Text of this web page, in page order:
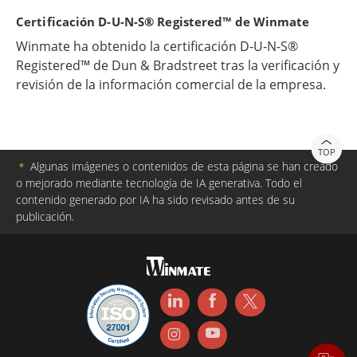
integradas.
Certificación D-U-N-S® Registered™ de Winmate
Winmate ha obtenido la certificación D-U-N-S®
Registered™ de Dun & Bradstreet tras la verificación y
revisión de la información comercial de la empresa.
TOP
＊ Algunas imágenes o contenidos de esta página se han creado
o mejorado mediante tecnología de IA generativa. Todo el
contenido generado por IA ha sido revisado antes de su
publicación.